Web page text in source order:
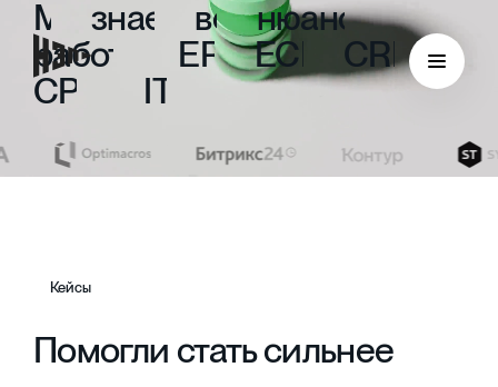
Мы знаем всенюансы
работы
ERP,ECM,
CRM,
CPM
ITIL
Кейсы
Помогли стать сильнее